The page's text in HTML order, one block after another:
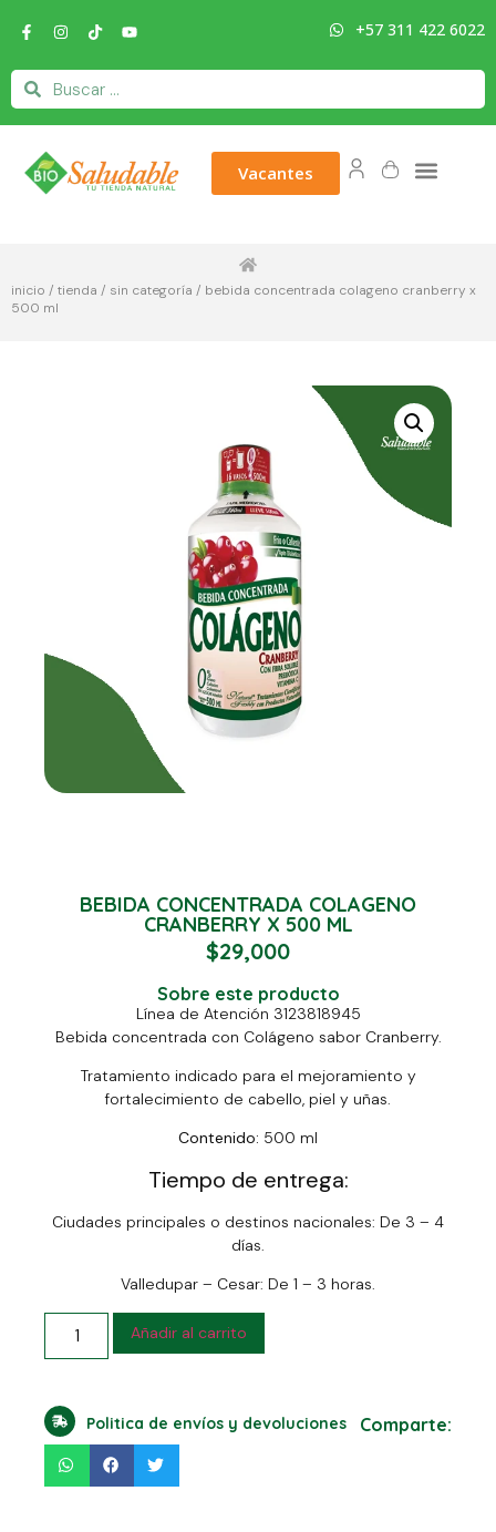
+57 311 422 6022
Vacantes
inicio / tienda / sin categoría / bebida concentrada colageno cranberry x
500 ml
BEBIDA CONCENTRADA COLAGENO
CRANBERRY X 500 ML
$29,000
Sobre este producto
Línea de Atención 3123818945
Bebida concentrada con Colágeno sabor Cranberry.
Tratamiento indicado para el mejoramiento y
fortalecimiento de cabello, piel y uñas.
Contenido: 500 ml
Tiempo de entrega:
Ciudades principales o destinos nacionales: De 3 – 4
días.
Valledupar – Cesar: De 1 – 3 horas.
Añadir al carrito
Politica de envíos y devoluciones Comparte: